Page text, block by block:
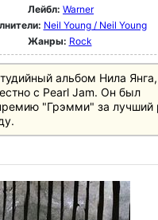
Лейбл: Warner
Neil Young / Neil Young
Жанры: Rock
альбом Нила Янга,
с Pearl Jam. Он был
"Грэмми" за лучший